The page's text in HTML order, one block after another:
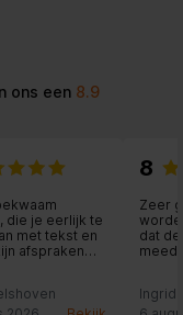
ons een8.9
die je eerlijk te
met tekst en
afspraken
winkel in
8
Zeer
dat
Ingrid